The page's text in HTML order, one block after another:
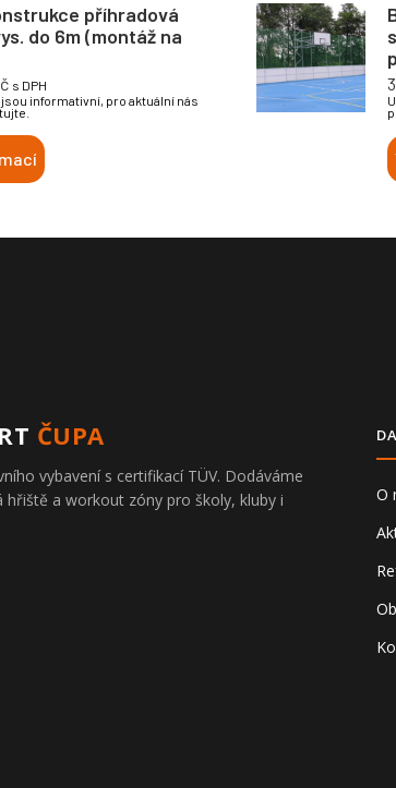
příhradová
do 6m (montáž na
s DPH
informativní, pro aktuální nás
ČUPA
vybavení s certifikací TÜV. Dodáváme
hřiště a workout zóny pro školy, kluby i
O